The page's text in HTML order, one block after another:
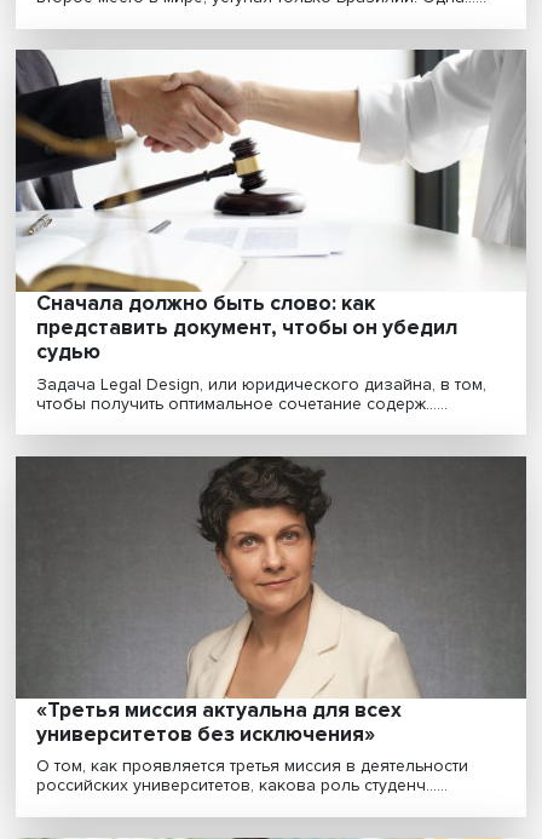
Международный центр конкурентного права и
БРИКС, который действует в составе НИУ ВШЭ, ра......
Какая водная стратегия нужна России
Сначала должно быть слово: как